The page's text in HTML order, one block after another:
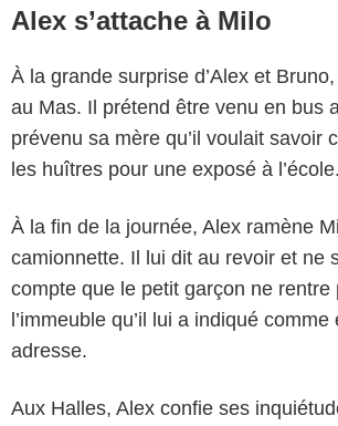
Alex s’attache à Milo
À la grande surprise d’Alex et
au Mas. Il prétend être venu en bus
prévenu sa mère qu’il voulait savoir
les huîtres pour une exposé à l’école.
À la fin de la journée, Alex ramène
camionnette. Il lui dit au revoir et ne
compte que le petit garçon ne rentre
l’immeuble qu’il lui a indiqué comme
adresse.
Aux Halles, Alex confie ses